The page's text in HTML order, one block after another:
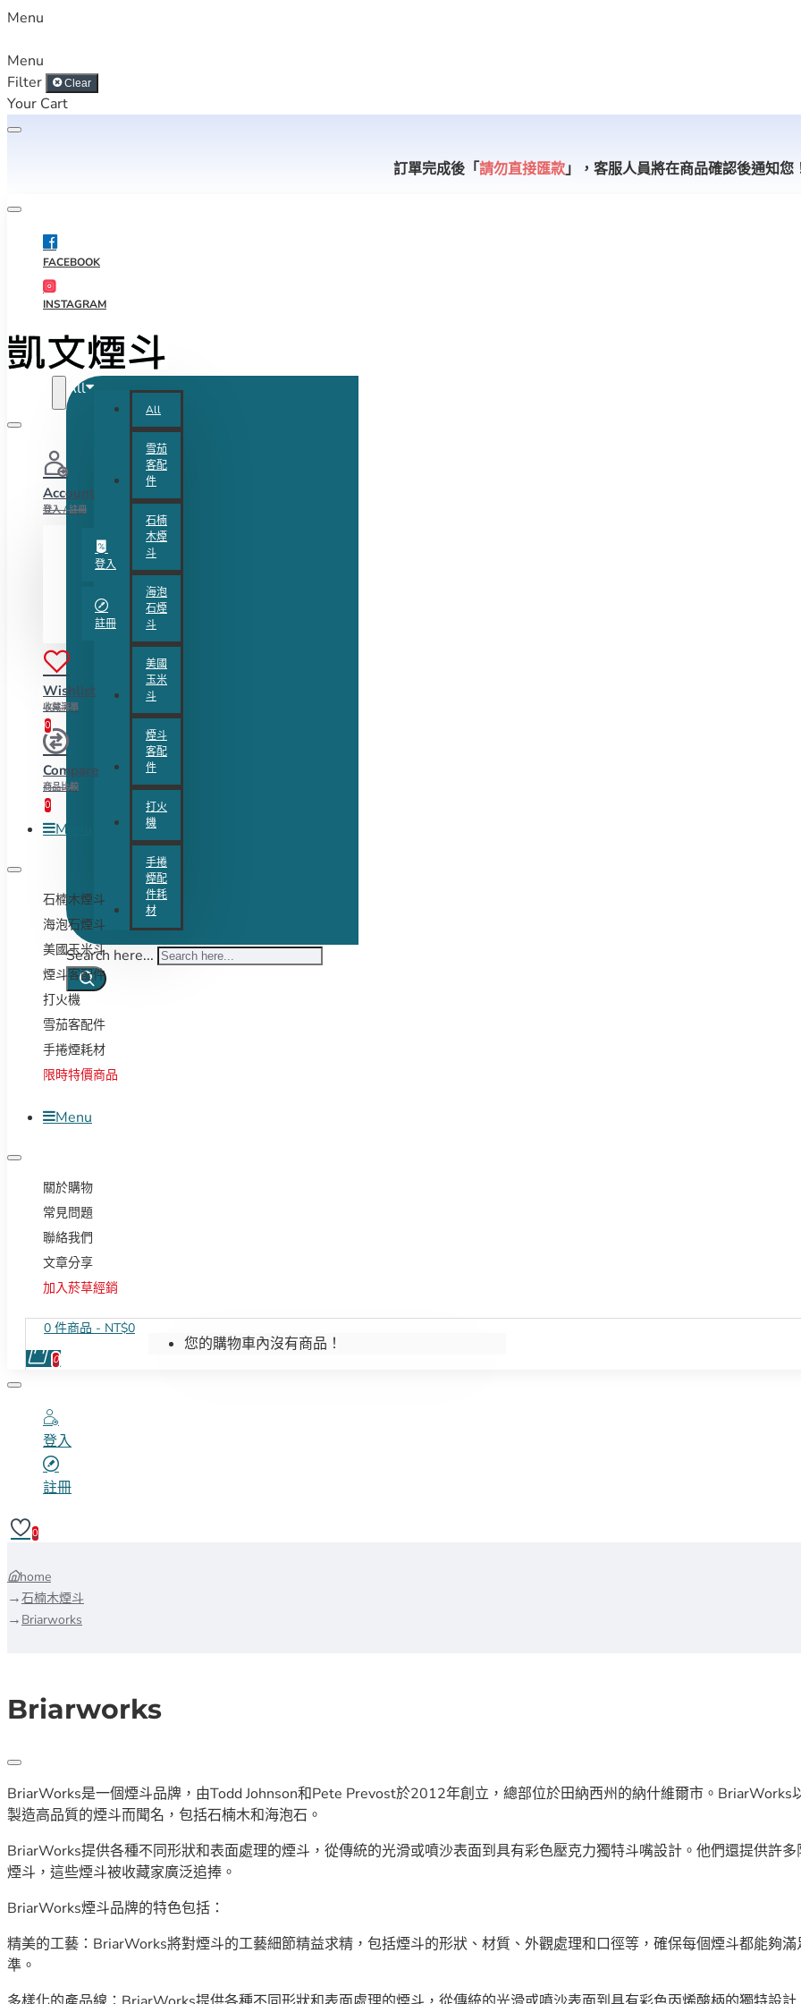
Menu
Menu
Filter
Clear
Your Cart
訂單完成後「請勿直接匯款 」， 客服人員將在商品確認後通知您
FACEBOOK
INSTAGRAM
All
All
雪茄
客配
件
石楠
木煙
斗
海泡
石煙
斗
美國
玉米
斗
煙斗
客配
件
打火
機
手捲
煙配
件耗
材
Search here...
Account
登入 / 註冊
登入
註冊
Wishlist
收藏清單
0
Compare
商品比較
0
Menu
石楠木煙斗
海泡石煙斗
美國玉米斗
煙斗客配件
打火機
雪茄客配件
手捲煙耗材
限時特價商品
Menu
關於購物
常見問題
聯絡我們
文章分享
加入菸草經銷
0 件商品 - NT$0
0
您的購物車內沒有商品！
登入
註冊
0
home
石楠木煙斗
Briarworks
Briarworks
BriarWorks是一個煙斗品牌，由Todd Johnson和Pete Prevost於2012年創立，總部位於田納西州的納什維爾市。BriarWorks
製造高品質的煙斗而聞名，包括石楠木和海泡石。
BriarWorks提供各種不同形狀和表面處理的煙斗，從傳統的光滑或噴沙表面到具有彩色壓克力獨特斗嘴設計。他們還提供許
煙斗，這些煙斗被收藏家廣泛追捧。
BriarWorks煙斗品牌的特色包括：
精美的工藝：BriarWorks將對煙斗的工藝細節精益求精，包括煙斗的形狀、材質、外觀處理和口徑等，確保每個煙斗都能夠
準。